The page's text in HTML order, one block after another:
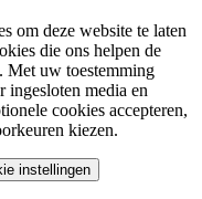
om deze website te laten
die ons helpen de
Met uw toestemming
media en
cookies accepteren,
kiezen.
instellingen